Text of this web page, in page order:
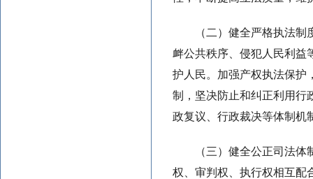
（二）健全严格执法
衅公共秩序、侵犯人民利益
护人民。加强产权执法保护
制，坚决防止和纠正利用行
政复议、行政裁决等体制机
（三）健全公正司法
权、审判权、执行权相互配